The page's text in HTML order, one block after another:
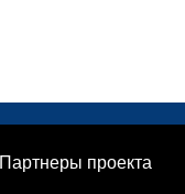
Партнеры проекта